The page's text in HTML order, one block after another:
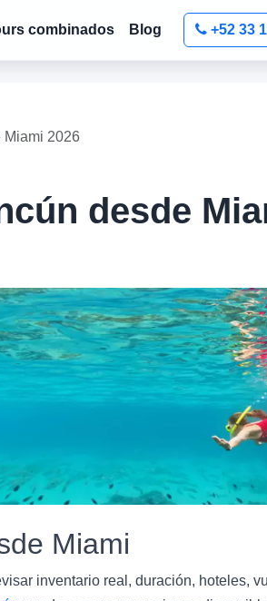
combinados Blog +52 33
Miami 2026
desde
Miami
inventario real, duración, hoteles,